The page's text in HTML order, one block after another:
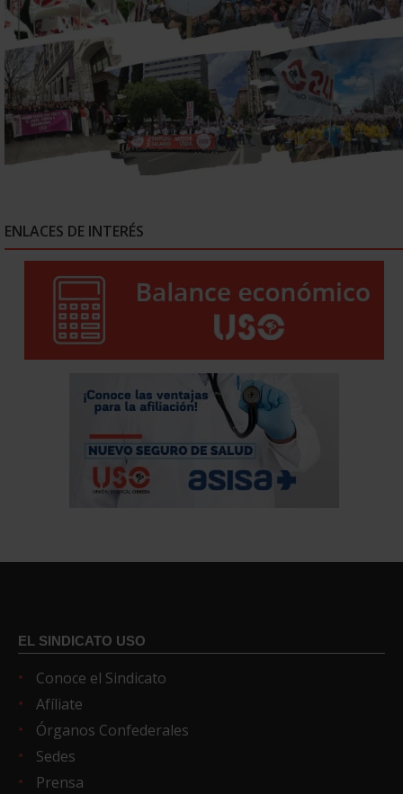
ENLACES DE INTERÉS
EL SINDICATO USO
Conoce el Sindicato
Afíliate
Órganos Confederales
Sedes
Prensa